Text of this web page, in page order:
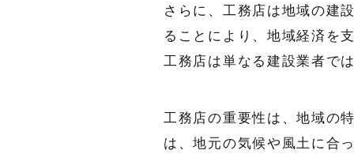
さらに、工務店は地域の建
ることにより、地域経済を
工務店は単なる建設業者で
工務店の重要性は、地域の
は、地元の気候や風土に合